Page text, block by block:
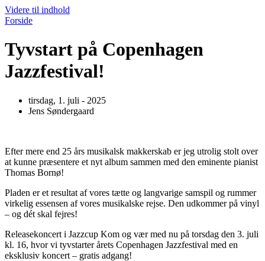
Videre til indhold
Forside
Tyvstart på Copenhagen
Jazzfestival!
tirsdag, 1. juli - 2025
Jens Søndergaard
Efter mere end 25 års musikalsk makkerskab er jeg utrolig stolt over
at kunne præsentere et nyt album sammen med den eminente pianist
Thomas Bornø!
Pladen er et resultat af vores tætte og langvarige samspil og rummer
virkelig essensen af vores musikalske rejse. Den udkommer på vinyl
– og dét skal fejres!
Releasekoncert i Jazzcup Kom og vær med nu på torsdag den 3. juli
kl. 16, hvor vi tyvstarter årets Copenhagen Jazzfestival med en
eksklusiv koncert – gratis adgang!